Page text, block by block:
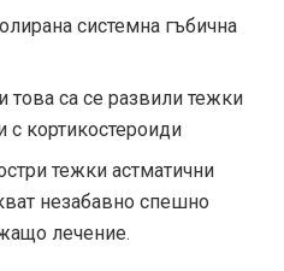
системна гъбична
това са се развили тежки
с кортикостероиди
тежки астматични
незабавно спешно
лечение.